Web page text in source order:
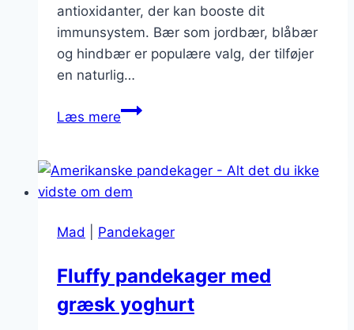
antioxidanter, der kan booste dit
immunsystem. Bær som jordbær, blåbær
og hindbær er populære valg, der tilføjer
en naturlig…
Læs mereFriske
rigeligt
æggehviderpandede
Mad Pandekager
Fluffy pandekager med
græsk yoghurt